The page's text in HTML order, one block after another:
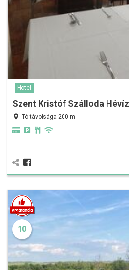
Hotel
Szent Kristóf Szálloda Hévíz
Tó távolsága 200 m
10